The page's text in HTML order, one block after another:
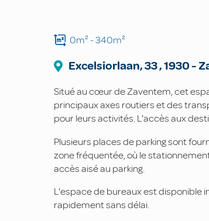
0m²- 340m²
Excelsiorlaan, 33,1930-
Situé au cœur de Zaventem, cet
principaux axes routiers et des
pour leurs activités. L'accès aux
Plusieurs places de parking sont
zone fréquentée, où le
accès aisé au parking.
L'espace de bureaux est disponible
rapidement sans délai.